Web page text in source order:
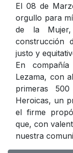
El 08 de
orgullo para
de la
construcción
justo y
En
Lezama, con
primeras
Heroicas, un
el firme
que, con
nuestra